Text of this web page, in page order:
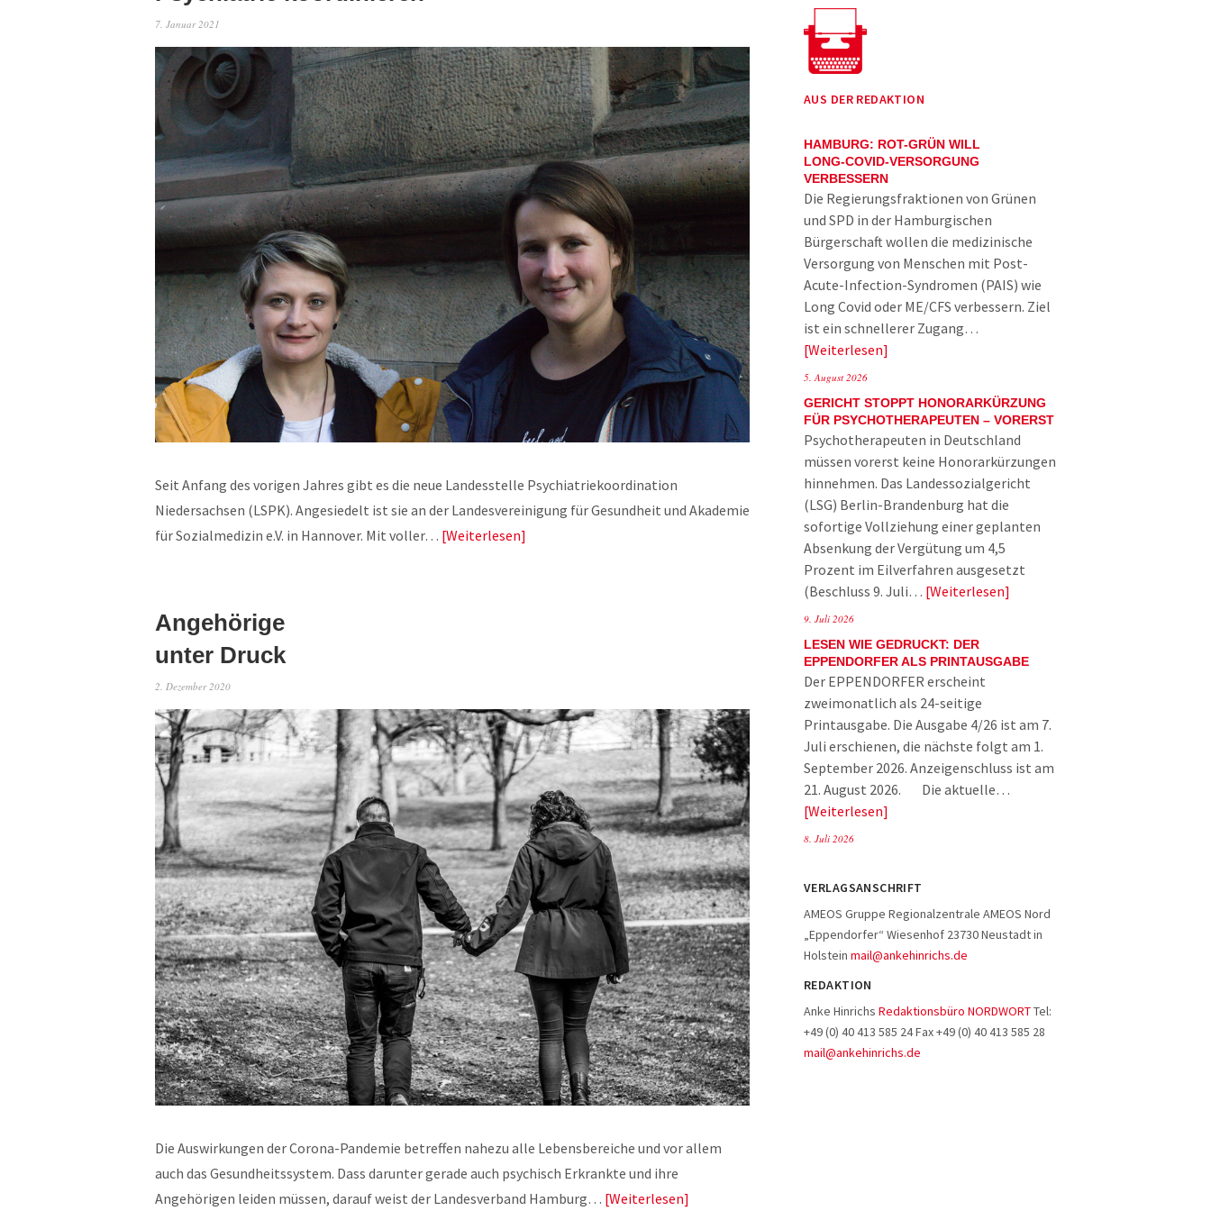
7. Januar 2021
Seit Anfang des vorigen Jahres gibt es die neue Landesstelle Psychiatriekoordination
Niedersachsen (LSPK). Angesiedelt ist sie an der Landesvereinigung für Gesundheit und Akademie
für Sozialmedizin e.V. in Hannover. Mit voller… Weiterlesen
Angehörige
unter Druck
2. Dezember 2020
Die Auswirkungen der Corona-Pandemie betreffen nahezu alle Lebensbereiche und vor allem
auch das Gesundheitssystem. Dass darunter gerade auch psychisch Erkrankte und ihre
Angehörigen leiden müssen, darauf weist der Landesverband Hamburg… Weiterlesen
AUS DER REDAKTION
HAMBURG: ROT-GRÜN WILL
LONG-COVID-VERSORGUNG
VERBESSERN
Die Regierungsfraktionen von Grünen
und SPD in der Hamburgischen
Bürgerschaft wollen die medizinische
Versorgung von Menschen mit Post-
Acute-Infection-Syndromen (PAIS) wie
Long Covid oder ME/CFS verbessern. Ziel
ist ein schnellerer Zugang…
Weiterlesen
5. August 2026
GERICHT STOPPT HONORARKÜRZUNG
FÜR PSYCHOTHERAPEUTEN – VORERST
Psychotherapeuten in Deutschland
müssen vorerst keine Honorarkürzungen
hinnehmen. Das Landessozialgericht
(LSG) Berlin-Brandenburg hat die
sofortige Vollziehung einer geplanten
Absenkung der Vergütung um 4,5
Prozent im Eilverfahren ausgesetzt
(Beschluss 9. Juli… Weiterlesen
9. Juli 2026
LESEN WIE GEDRUCKT: DER
EPPENDORFER ALS PRINTAUSGABE
Der EPPENDORFER erscheint
zweimonatlich als 24-seitige
Printausgabe. Die Ausgabe 4/26 ist am 7.
Juli erschienen, die nächste folgt am 1.
September 2026. Anzeigenschluss ist am
21. August 2026. Die aktuelle…
Weiterlesen
8. Juli 2026
VERLAGSANSCHRIFT
AMEOS Gruppe Regionalzentrale AMEOS Nord
„Eppendorfer“ Wiesenhof 23730 Neustadt in
Holstein mail@ankehinrichs.de
REDAKTION
Anke Hinrichs Redaktionsbüro NORDWORTTel:
+49 (0) 40 413 585 24 Fax +49 (0) 40 413 585 28
mail@ankehinrichs.de